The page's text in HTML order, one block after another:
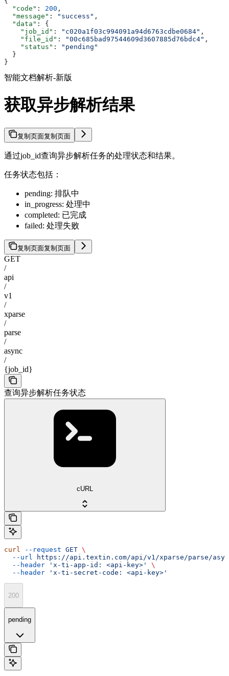
  "code"
: 200 ,
  "message"
: "success" ,
  "data"
: {
    "job_id"
: "c020a1f03c994091a94d6763cdbe0684" ,
    "file_id"
: "00c685bad97544609d3607885d76bdc4" ,
    "status"
:
"pending"
  }
}
智能文档解析-新版
获取异步解析结果
复制页面复制页面
通过job_id查询异步解析任务的处理状态和结果。
任务状态包括：
pending: 排队中
in_progress: 处理中
completed: 已完成
failed: 处理失败
复制页面复制页面
GET
/
api
/
v1
/
xparse
/
parse
/
async
/
{job_id}
查询异步解析任务状态
cURL
curl --request GET \
  --url
https://api.textin.com/api/v1/xparse/parse/
  --header
'x-ti-app-id: <api-key>'
\
  --header
'x-ti-secret-code: <api-key>'
200
pending